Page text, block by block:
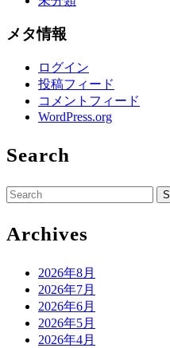
メタ情報
ログイン
投稿フィード
コメントフィード
WordPress.org
Search
Search
for:
Archives
2026年8月
2026年7月
2026年6月
2026年5月
2026年4月